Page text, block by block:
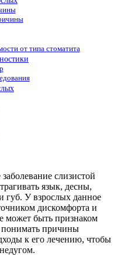
от типа стоматита
слизистой
язык, десны,
губ. У взрослых данное
дискомфорта и
может быть признаком
понимать причины
к его лечению, чтобы